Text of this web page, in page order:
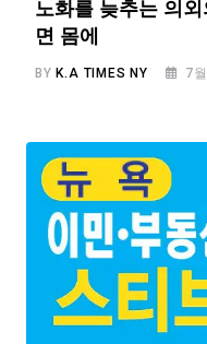
노화를 늦추는 의
면 몸에
BYK.A TIMES NY 7